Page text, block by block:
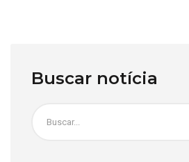
Buscar notícia